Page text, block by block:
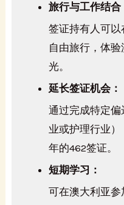
旅行与工作结合
签证持有人可
自由旅行，体
光。
延长签证机会：
通过完成特定
业或护理行业
年的462签证。
短期学习：
可在澳大利亚